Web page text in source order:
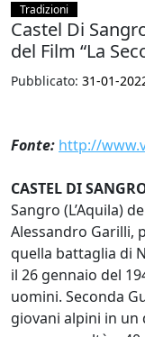
Tradizioni
Castel Di
del Film “La
Pubblicato: 31-01-
Fonte: http://
CASTEL DI
Sangro (L’Aquila)
Alessandro Garilli,
quella battaglia di
il 26 gennaio del
uomini. Seconda
giovani alpini in un